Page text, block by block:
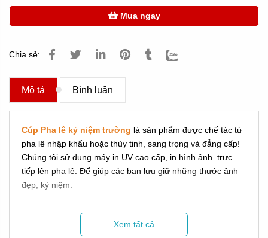
Mua ngay
Chia sẻ:
Mô tả Bình luận
Cúp Pha lê kỷ niệm trường là sản phẩm được chế tác từ
pha lê nhập khẩu hoặc thủy tinh, sang trọng và đẳng cấp!
Chúng tôi sử dụng máy in UV cao cấp, in hình ảnh trực
tiếp lên pha lê. Để giúp các bạn lưu giữ những thước ảnh
đẹp, kỷ niệm.
Qui cách đặt hàng:
Xem tất cả